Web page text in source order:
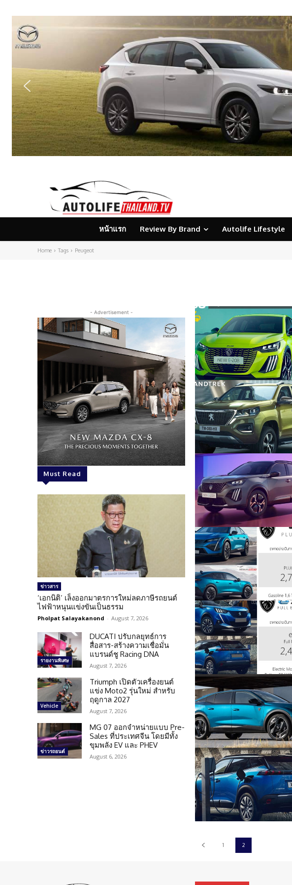
หน้าแรก Review By Brand Autolife Lifestyle
Home Tags Peugeot
- Advertisement -
Must Read
ข่าวสาร
‘เอกนิติ’ เล็งออกมาตรการใหม่ลดภาษีรถยนต์
ไฟฟ้าหนุนแข่งขันเป็นธรรม
Pholpat Salayakanond - August 7, 2026
รายงานพิเศษ
DUCATI ปรับกลยุทธ์การ
สื่อสาร-สร้างความเชื่อมั่น
แบรนด์ชู Racing DNA
August 7, 2026
Vehicle
Triumph เปิดตัวเครื่องยนต์
แข่ง Moto2 รุ่นใหม่ สำหรับ
ฤดูกาล 2027
August 7, 2026
ข่าวรถยนต์
MG 07 ออกจำหน่ายแบบ Pre-
Sales ที่ประเทศจีน โดยมีทั้ง
ขุมพลัง EV และ PHEV
August 6, 2026
1 2